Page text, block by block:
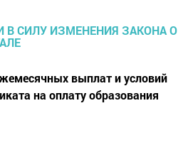
выплат и условий
на оплату образования